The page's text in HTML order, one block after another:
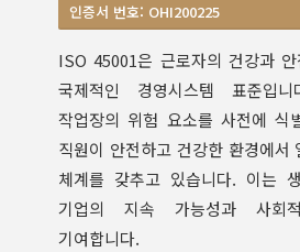
인증서 번호: OHI200225
ISO 45001은 근로자의 건강과
국제적인 경영시스템 표준입니
작업장의 위험 요소를 사전에 식
직원이 안전하고 건강한 환경에서
체계를 갖추고 있습니다. 이는
기업의 지속 가능성과 사회
기여합니다.